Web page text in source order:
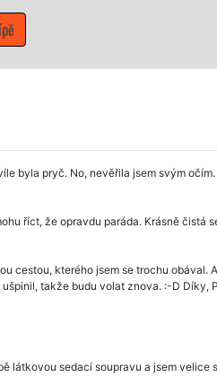
byla pryč. No, nevěřila jsem svým očím.
říct, že opravdu paráda. Krásně čistá
cestou, kterého jsem se trochu obával.
takže budu volat znova. :-D Díky,
látkovou sedací soupravu a jsem velice